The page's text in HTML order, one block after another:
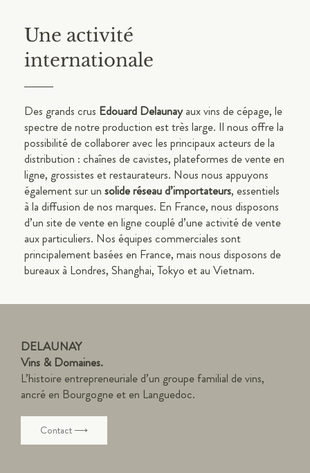
Une activité
internationale
Des grands crus Edouard Delaunayaux vins de cépage, le
spectre de notre production est très large. Il nous offre la
possibilité de collaborer avec les principaux acteurs de la
distribution : chaînes de cavistes, plateformes de vente en
ligne, grossistes et restaurateurs. Nous nous appuyons
également sur unsolide réseau d’importateurs, essentiels
à la diffusion de nos marques. En France, nous disposons
d’un site de vente en ligne couplé d’une activité de vente
aux particuliers. Nos équipes commerciales sont
principalement basées en France, mais nous disposons de
bureaux à Londres, Shanghai, Tokyo et au Vietnam.
DELAUNAY
Vins & Domaines.
L’histoire entrepreneuriale d’un groupe familial de vins,
ancré en Bourgogne et en Languedoc.
Contact ⟶